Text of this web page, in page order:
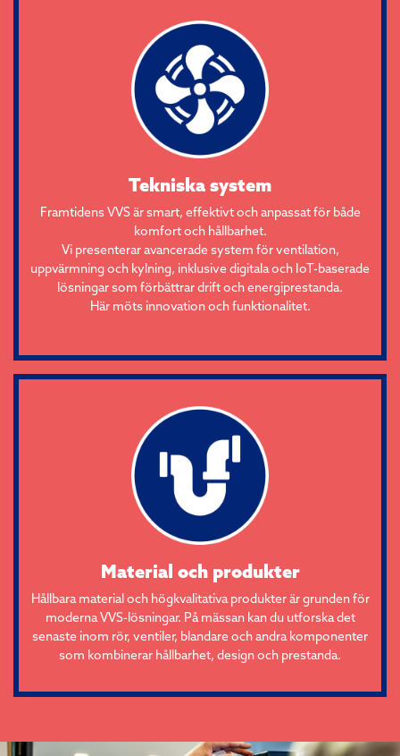
Tekniska system
Framtidens VVS är smart, effektivt och anpassat för både
komfort och hållbarhet.
Vi presenterar avancerade system för ventilation,
uppvärmning och kylning, inklusive digitala och IoT-baserade
lösningar som förbättrar drift och energiprestanda.
Här möts innovation och funktionalitet.
Material och produkter
Hållbara material och högkvalitativa produkter är grunden för
moderna VVS-lösningar. På mässan kan du utforska det
senaste inom rör, ventiler, blandare och andra komponenter
som kombinerar hållbarhet, design och prestanda.